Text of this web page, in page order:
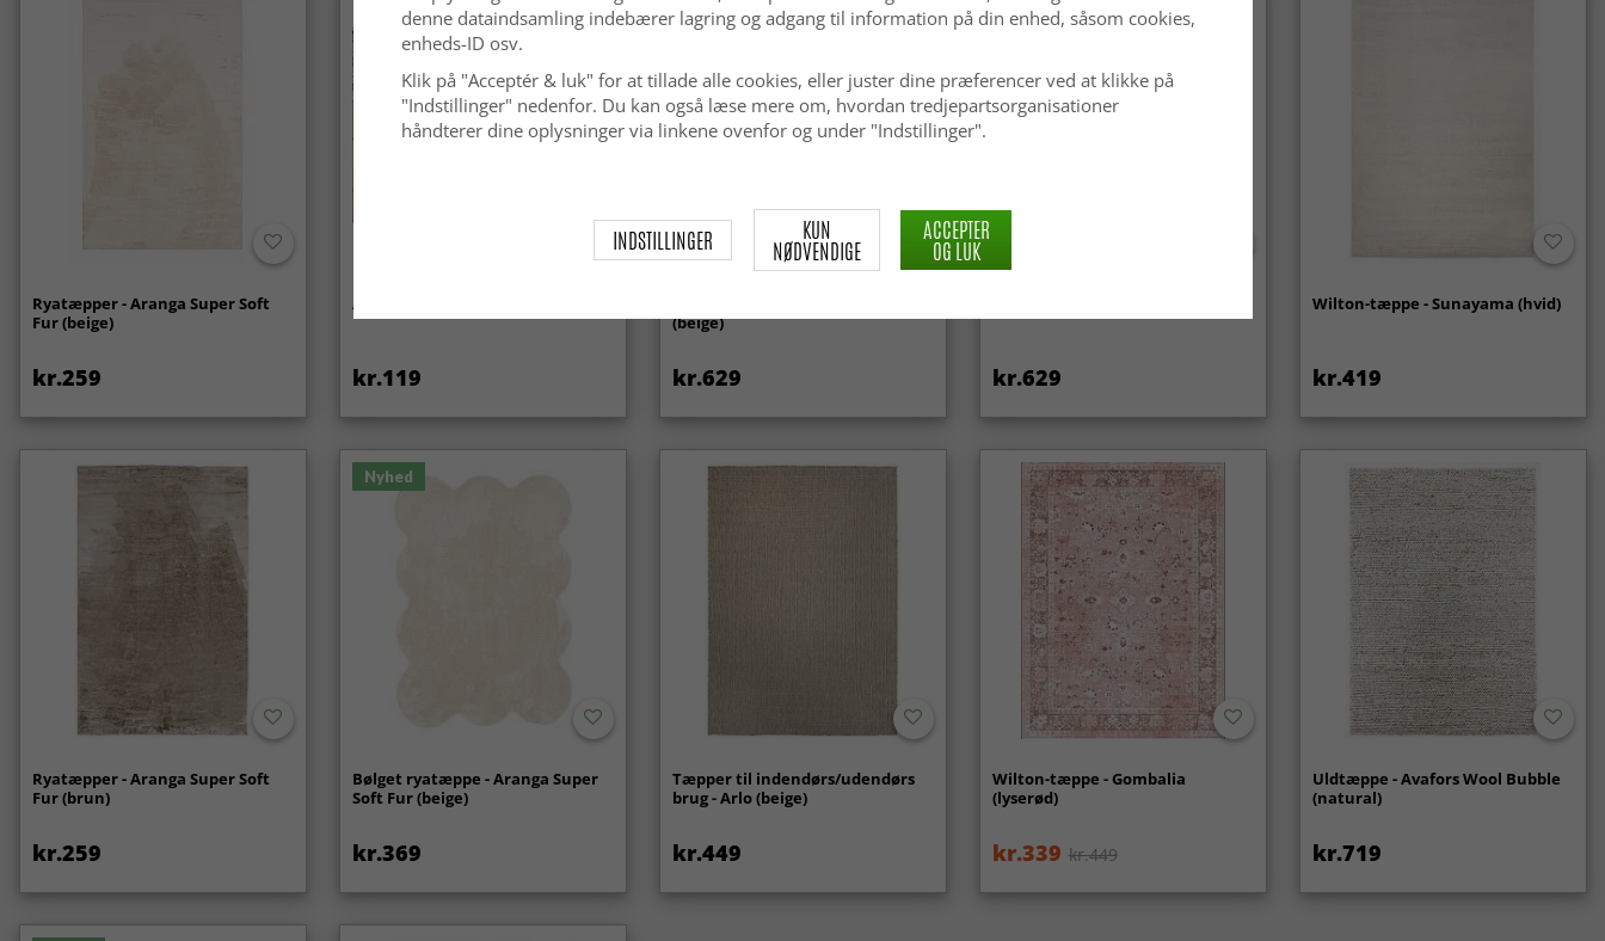
Ryatæpper - Aranga Super Soft
Fur (beige)
kr.259
Anti-slip/Skridsikker
kr.119
(beige)
kr.629 kr.629
Wilton-tæppe - Sunayama (hvid)
kr.419
Ryatæpper - Aranga Super Soft
Fur (brun)
kr.259
Nyhed
Bølget ryatæppe - Aranga Super
Soft Fur (beige)
kr.369
Tæpper til indendørs/udendørs
brug - Arlo (beige)
kr.449
Wilton-tæppe - Gombalia
(lyserød)
kr.339 kr.449
Uldtæppe - Avafors Wool Bubble
(natural)
kr.719
denne dataindsamling indebærer lagring og adgang til information på din enhed, såsom cookies,
enheds-ID osv.
Klik på "Acceptér & luk" for at tillade alle cookies, eller juster dine præferencer ved at klikke på
"Indstillinger" nedenfor. Du kan også læse mere om, hvordan tredjepartsorganisationer
håndterer dine oplysninger via linkene ovenfor og under "Indstillinger".
INDSTILLINGER KUN
NØDVENDIGE
ACCEPTER
OG LUK